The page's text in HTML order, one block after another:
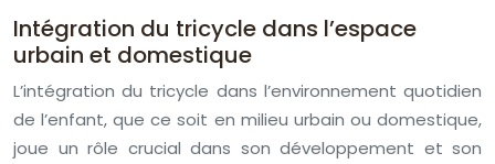
Intégration du tricycle dans l’espace
urbain et domestique
L’intégration du tricycle dans l’environnement quotidien
de l’enfant, que ce soit en milieu urbain ou domestique,
joue un rôle crucial dans son développement et son